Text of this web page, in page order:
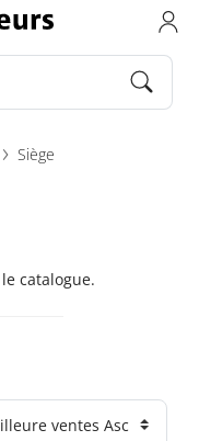
Siège
catalogue.